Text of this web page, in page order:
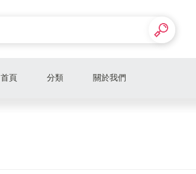
首頁 分類 關於我們